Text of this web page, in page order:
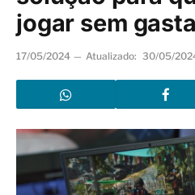
jogar sem
17/05/2024 Atualizado: 30/05/